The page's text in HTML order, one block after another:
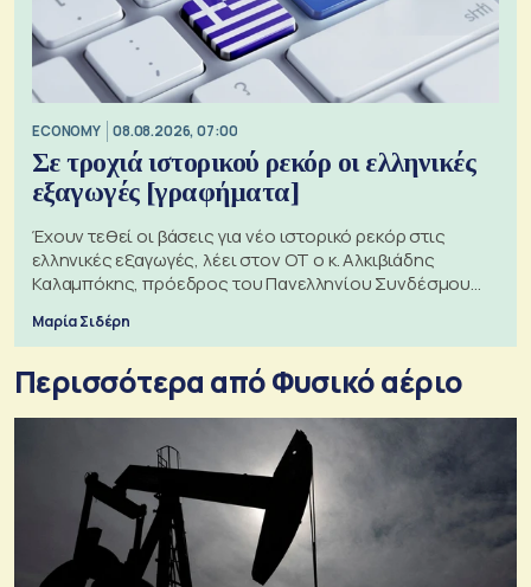
ECONOMY 08.08.2026, 07:00
Σε τροχιά ιστορικού ρεκόρ οι ελληνικές
εξαγωγές [γραφήματα]
Έχουν τεθεί οι βάσεις για νέο ιστορικό ρεκόρ στις
ελληνικές εξαγωγές, λέει στον ΟΤ ο κ. Αλκιβιάδης
Καλαμπόκης, πρόεδρος του Πανελληνίου Συνδέσμου
Μαρία Σιδέρη
Περισσότερα από Φυσικό αέριο